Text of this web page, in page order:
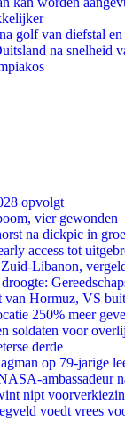
golf van diefstal en
na snelheid
opvolgt
vier gewonden
na dickpic in
access tot
Libanon,
van Hormuz, VS
250% meer
soldaten voor
derde
op 79-jarige
ambassadeur
nipt
voedt vrees